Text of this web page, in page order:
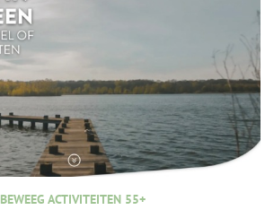
BEWEEG ACTIVITEITEN 55+